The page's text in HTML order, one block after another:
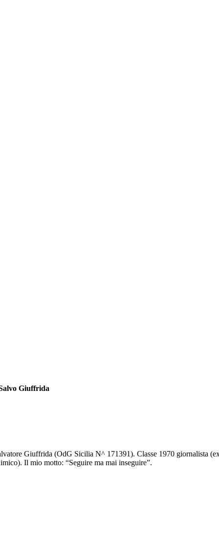
Giuffrida
Giuffrida (OdG Sicilia N^ 171391). Classe 1970 giornalista
Il mio motto: “Seguire ma mai inseguire”.